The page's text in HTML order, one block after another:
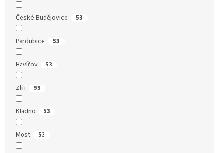
České Budějovice 53
Pardubice 53
Havířov 53
Zlín 53
Kladno 53
Most 53